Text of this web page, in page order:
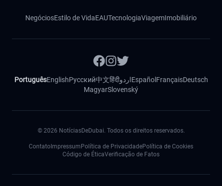
NegóciosEstilo de VidaEAUTecnologiaViagemImobiliário
PortuguêsEnglishРусский中文हिंदीاردوEspañol FrançaisDeutsch
MagyarSlovenský
© 2026 NotíciasDeDubai. Todos os direitos reservados.
Contato Impressum Política de PrivacidadePolítica de Cookies
Código de ÉticaVerificação de Fatos